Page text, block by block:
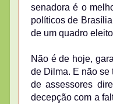
senadora é o
políticos de
de um quadro
Não é de hoje,
de Dilma. E não se
de assessores
decepção com a